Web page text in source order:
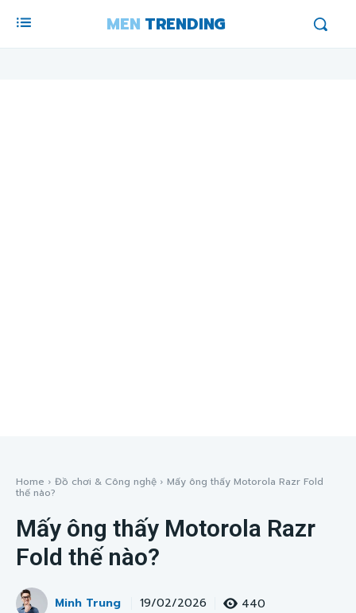
MEN TRENDING
Home Đồ chơi & Công nghệ Mấy ông thấy Motorola Razr Fold
thế nào?
Mấy ông thấy Motorola Razr
Fold thế nào?
Minh Trung 19/02/2026 440